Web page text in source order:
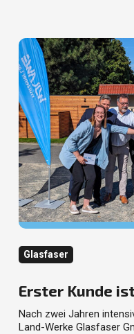
GlasfaserKategorie
Erster Kunde
Nach zwei Jahren
Land-Werke Glasfaser